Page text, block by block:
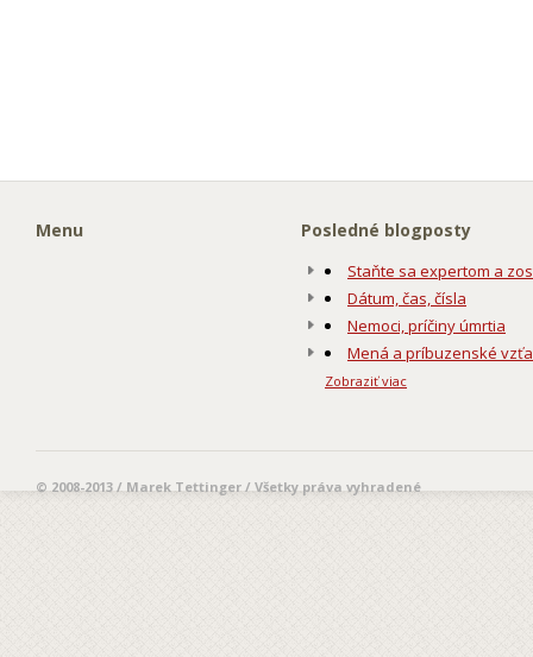
Menu Posledné blogposty
Staňte sa expertom a
Dátum, čas, čísla
Nemoci, príčiny úmrtia
Mená a príbuzenské
Zobraziť viac
© 2008-2013 / Marek Tettinger / Všetky práva vyhradené